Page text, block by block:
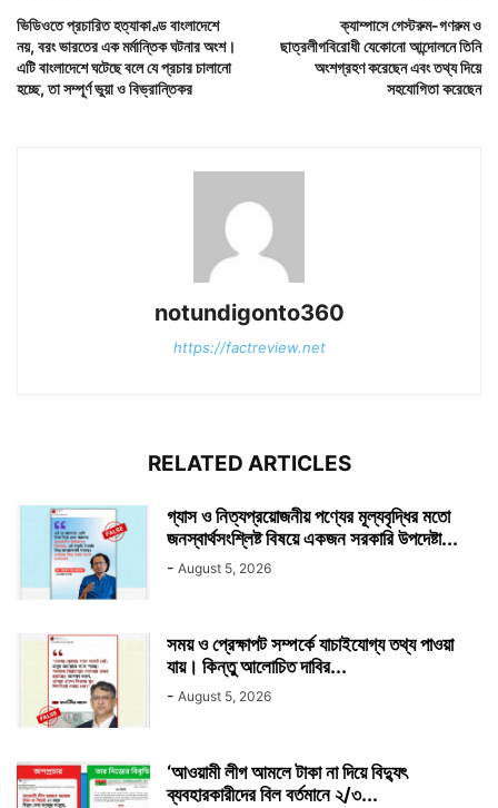
ভিডিওতে প্রচারিত হত্যাকাণ্ড বাংলাদেশে
নয়, বরং ভারতের এক মর্মান্তিক ঘটনার অংশ।
এটি বাংলাদেশে ঘটেছে বলে যে প্রচার চালানো
হচ্ছে, তা সম্পূর্ণ ভুয়া ও বিভ্রান্তিকর
ক্যাম্পাসে গেস্টরুম-গণরুম ও
ছাত্রলীগবিরোধী যেকোনো আন্দোলনে তিনি
অংশগ্রহণ করেছেন এবং তথ্য দিয়ে
সহযোগিতা করেছেন
notundigonto360
https://factreview.net
RELATED ARTICLES
গ্যাস ও নিত্যপ্রয়োজনীয় পণ্যের মূল্যবৃদ্ধির মতো
জনস্বার্থসংশ্লিষ্ট বিষয়ে একজন সরকারি উপদেষ্টা...
- August 5, 2026
সময় ও প্রেক্ষাপট সম্পর্কে যাচাইযোগ্য তথ্য পাওয়া
যায়। কিন্তু আলোচিত দাবির...
- August 5, 2026
‘আওয়ামী লীগ আমলে টাকা না দিয়ে বিদ্যুৎ
ব্যবহারকারীদের বিল বর্তমানে ২/৩...